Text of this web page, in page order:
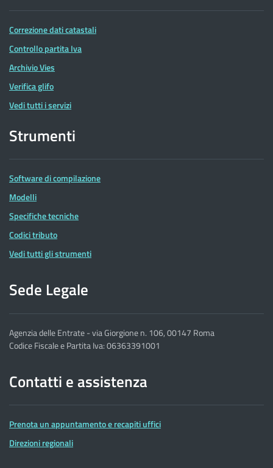
Correzione dati catastali
Controllo partita Iva
Archivio Vies
Verifica glifo
Vedi tutti i servizi
Strumenti
Software di compilazione
Modelli
Specifiche tecniche
Codici tributo
Vedi tutti gli strumenti
Sede Legale
Agenzia delle Entrate - via Giorgione n. 106, 00147 Roma
Codice Fiscale e Partita Iva: 06363391001
Contatti e assistenza
Prenota un appuntamento e recapiti uffici
Direzioni regionali